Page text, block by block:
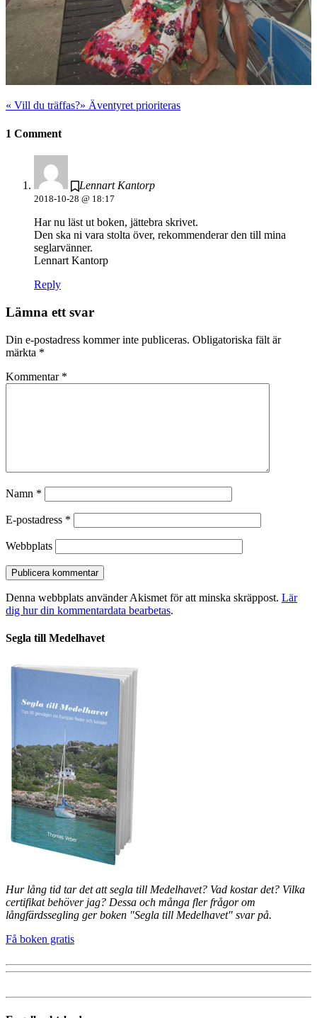
« Vill du träffas?» Äventyret prioriteras
1 Comment
Lennart Kantorp
2018-10-28 @ 18:17
Har nu läst ut boken, jättebra skrivet.
Den ska ni vara stolta över, rekommenderar den till mina
seglarvänner.
Lennart Kantorp
Reply
Lämna ett svar
Din e-postadress kommer inte publiceras. Obligatoriska fält är
märkta *
Kommentar *
Namn *
E-postadress *
Webbplats
Denna webbplats använder Akismet för att minska skräppost. Lär
dig hur din kommentardata bearbetas.
Segla till Medelhavet
Hur lång tid tar det att segla till Medelhavet? Vad kostar det? Vilka
certifikat behöver jag? Dessa och många fler frågor om
långfärdssegling ger boken "Segla till Medelhavet" svar på.
Få boken gratis